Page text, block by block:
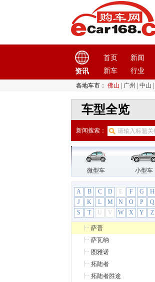
资讯
首页 新闻
新车
行业
各地车市： 佛山 广州 中山
车型全览
新闻搜索：
微型车 小型车
A B C D E F G H
J
K L M N O P Q
S
T U V W X Y Z
丰田(60)
枫叶汽车(2)
福迪(4)
福特
(31)
福田汽车(18)
福田汽车(18)
风景G7
福田风景
伽途GT
伽途im8
伽途ix
蒙派克E
蒙派克S
迷迪
萨普
萨瓦纳
图雅诺
拓陆者
拓陆者胜途